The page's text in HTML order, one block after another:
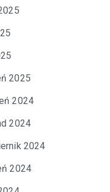
2025
2024
2024
2024
2024